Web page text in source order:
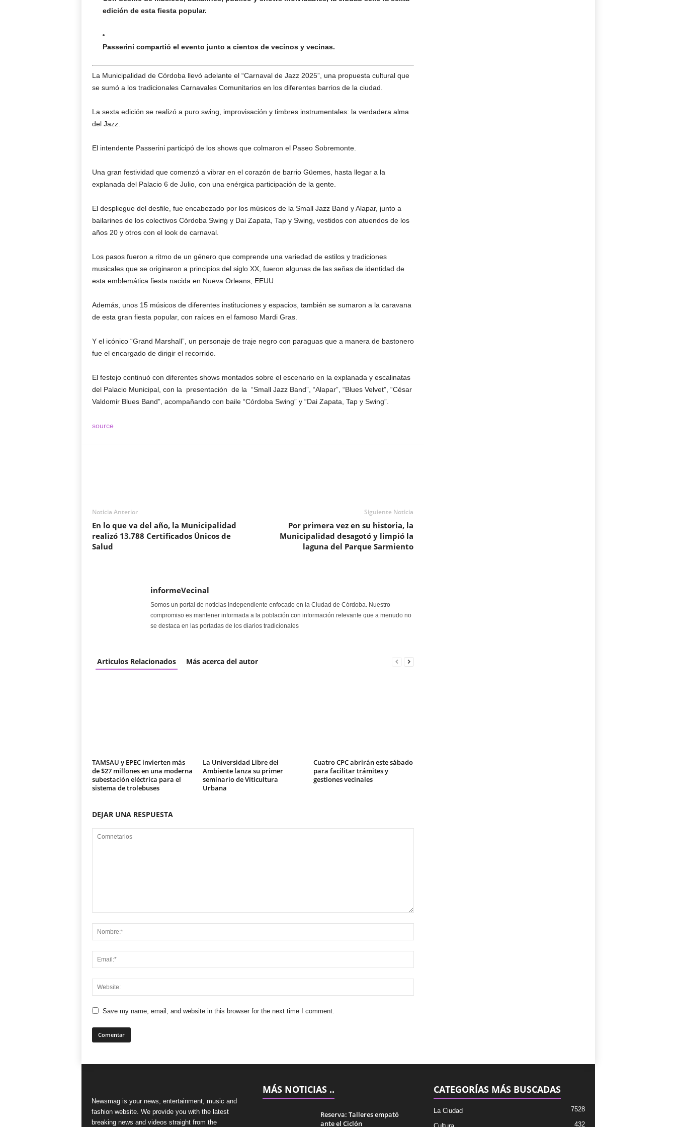
edición de esta fiesta popular.
Passerini compartió el evento junto a cientos de vecinos y vecinas.
La Municipalidad de Córdoba llevó adelante el “Carnaval de Jazz 2025”, una propuesta cultural que
se sumó a los tradicionales Carnavales Comunitarios en los diferentes barrios de la ciudad.
La sexta edición se realizó a puro swing, improvisación y timbres instrumentales: la verdadera alma
del Jazz.
El intendente Passerini participó de los shows que colmaron el Paseo Sobremonte.
Una gran festividad que comenzó a vibrar en el corazón de barrio Güemes, hasta llegar a la
explanada del Palacio 6 de Julio, con una enérgica participación de la gente.
El despliegue del desfile, fue encabezado por los músicos de la Small Jazz Band y Alapar, junto a
bailarines de los colectivos Córdoba Swing y Dai Zapata, Tap y Swing, vestidos con atuendos de los
años 20 y otros con el look de carnaval.
Los pasos fueron a ritmo de un género que comprende una variedad de estilos y tradiciones
musicales que se originaron a principios del siglo XX, fueron algunas de las señas de identidad de
esta emblemática fiesta nacida en Nueva Orleans, EEUU.
Además, unos 15 músicos de diferentes instituciones y espacios, también se sumaron a la caravana
de esta gran fiesta popular, con raíces en el famoso Mardi Gras.
Y el icónico “Grand Marshall”, un personaje de traje negro con paraguas que a manera de bastonero
fue el encargado de dirigir el recorrido.
El festejo continuó con diferentes shows montados sobre el escenario en la explanada y escalinatas
del Palacio Municipal, con la presentación de la “Small Jazz Band”, “Alapar”, “Blues Velvet”, “César
Valdomir Blues Band”, acompañando con baile “Córdoba Swing” y “Dai Zapata, Tap y Swing”.
source
Noticia Anterior
En lo que va del año, la Municipalidad
realizó 13.788 Certificados Únicos de
Salud
Siguiente Noticia
Por primera vez en su historia, la
Municipalidad desagotó y limpió la
laguna del Parque Sarmiento
informeVecinal
Somos un portal de noticias independiente enfocado en la Ciudad de Córdoba. Nuestro
compromiso es mantener informada a la población con información relevante que a menudo no
se destaca en las portadas de los diarios tradicionales
Articulos Relacionados Más acerca del autor
TAMSAU y EPEC invierten más
de $27 millones en una moderna
subestación eléctrica para el
sistema de trolebuses
La Universidad Libre del
Ambiente lanza su primer
seminario de Viticultura
Urbana
Cuatro CPC abrirán este sábado
para facilitar trámites y
gestiones vecinales
DEJAR UNA RESPUESTA
Save my name, email, and website in this browser for the next time I comment.
Newsmag is your news, entertainment, music and
fashion website. We provide you with the latest
breaking news and videos straight from the
MÁS NOTICIAS ..
Reserva: Talleres empató
ante el Ciclón
CATEGORÍAS MÁS BUSCADAS
La Ciudad 7528
432